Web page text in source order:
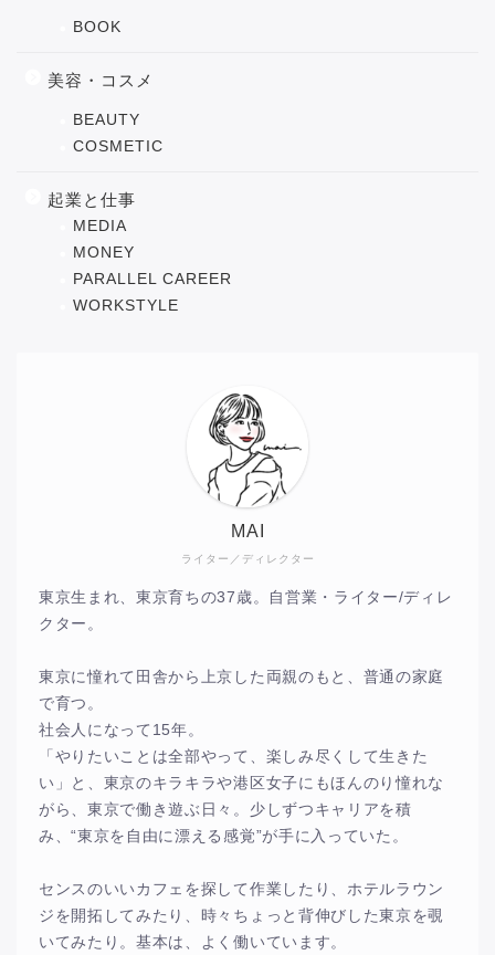
BOOK
美容・コスメ
BEAUTY
COSMETIC
起業と仕事
MEDIA
MONEY
PARALLEL CAREER
WORKSTYLE
ライター／ディレクター
MAI
東京生まれ、東京育ちの37歳。自営業・ライター/ディレ
クター。
東京に憧れて田舎から上京した両親のもと、普通の家庭
で育つ。
社会人になって15年。
「やりたいことは全部やって、楽しみ尽くして生きた
い」と、東京のキラキラや港区女子にもほんのり憧れな
がら、東京で働き遊ぶ日々。少しずつキャリアを積
み、“東京を自由に漂える感覚”が手に入っていた。
センスのいいカフェを探して作業したり、ホテルラウン
ジを開拓してみたり、時々ちょっと背伸びした東京を覗
いてみたり。基本は、よく働いています。